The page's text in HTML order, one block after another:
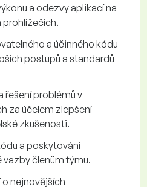
a odezvy aplikací na
prohlížečích.
a účinného kódu
postupů a standardů
řešení problémů v
za účelem zlepšení
zkušenosti.
a poskytování
členům týmu.
nejnovějších